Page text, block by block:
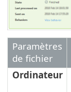
Paramètres
de fichier
Ordinateur